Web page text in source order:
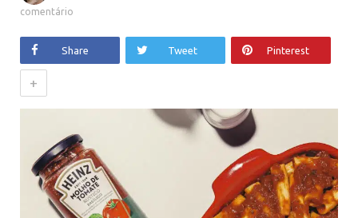
comentário
Share Tweet Pinterest
+